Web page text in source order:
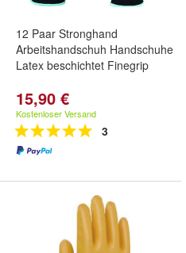
12 Paar Stronghand
Arbeitshandschuh Handschuhe
Latex beschichtet Finegrip
15,90 €
Kostenloser Versand
3